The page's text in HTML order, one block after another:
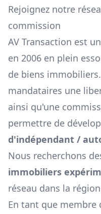
Rejoignez notre
commission
AV Transaction est un
en 2006 en plein
de biens
mandataires une
ainsi qu'une
permettre de
d'indépendant /
Nous recherchons
immobiliers
réseau dans la région
En tant que membre